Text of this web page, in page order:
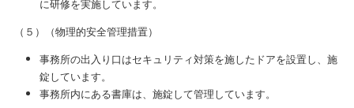
に研修を実施しています。
（５）（物理的安全管理措置）
事務所の出入り口はセキュリティ対策を施したドアを設置し、施
錠しています。
事務所内にある書庫は、施錠して管理しています。